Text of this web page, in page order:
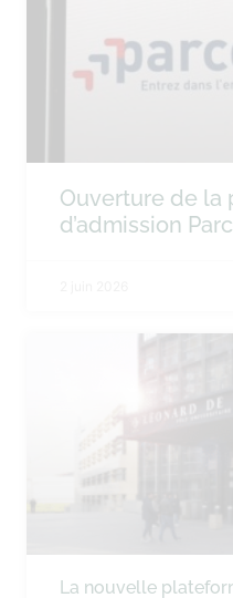
Ouverture de la
d’admission
La nouvelle